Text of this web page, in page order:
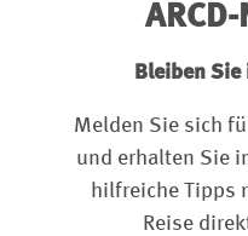
Bleiben
Melden Sie sich
und erhalten Sie
hilfreiche Tipps
Reise